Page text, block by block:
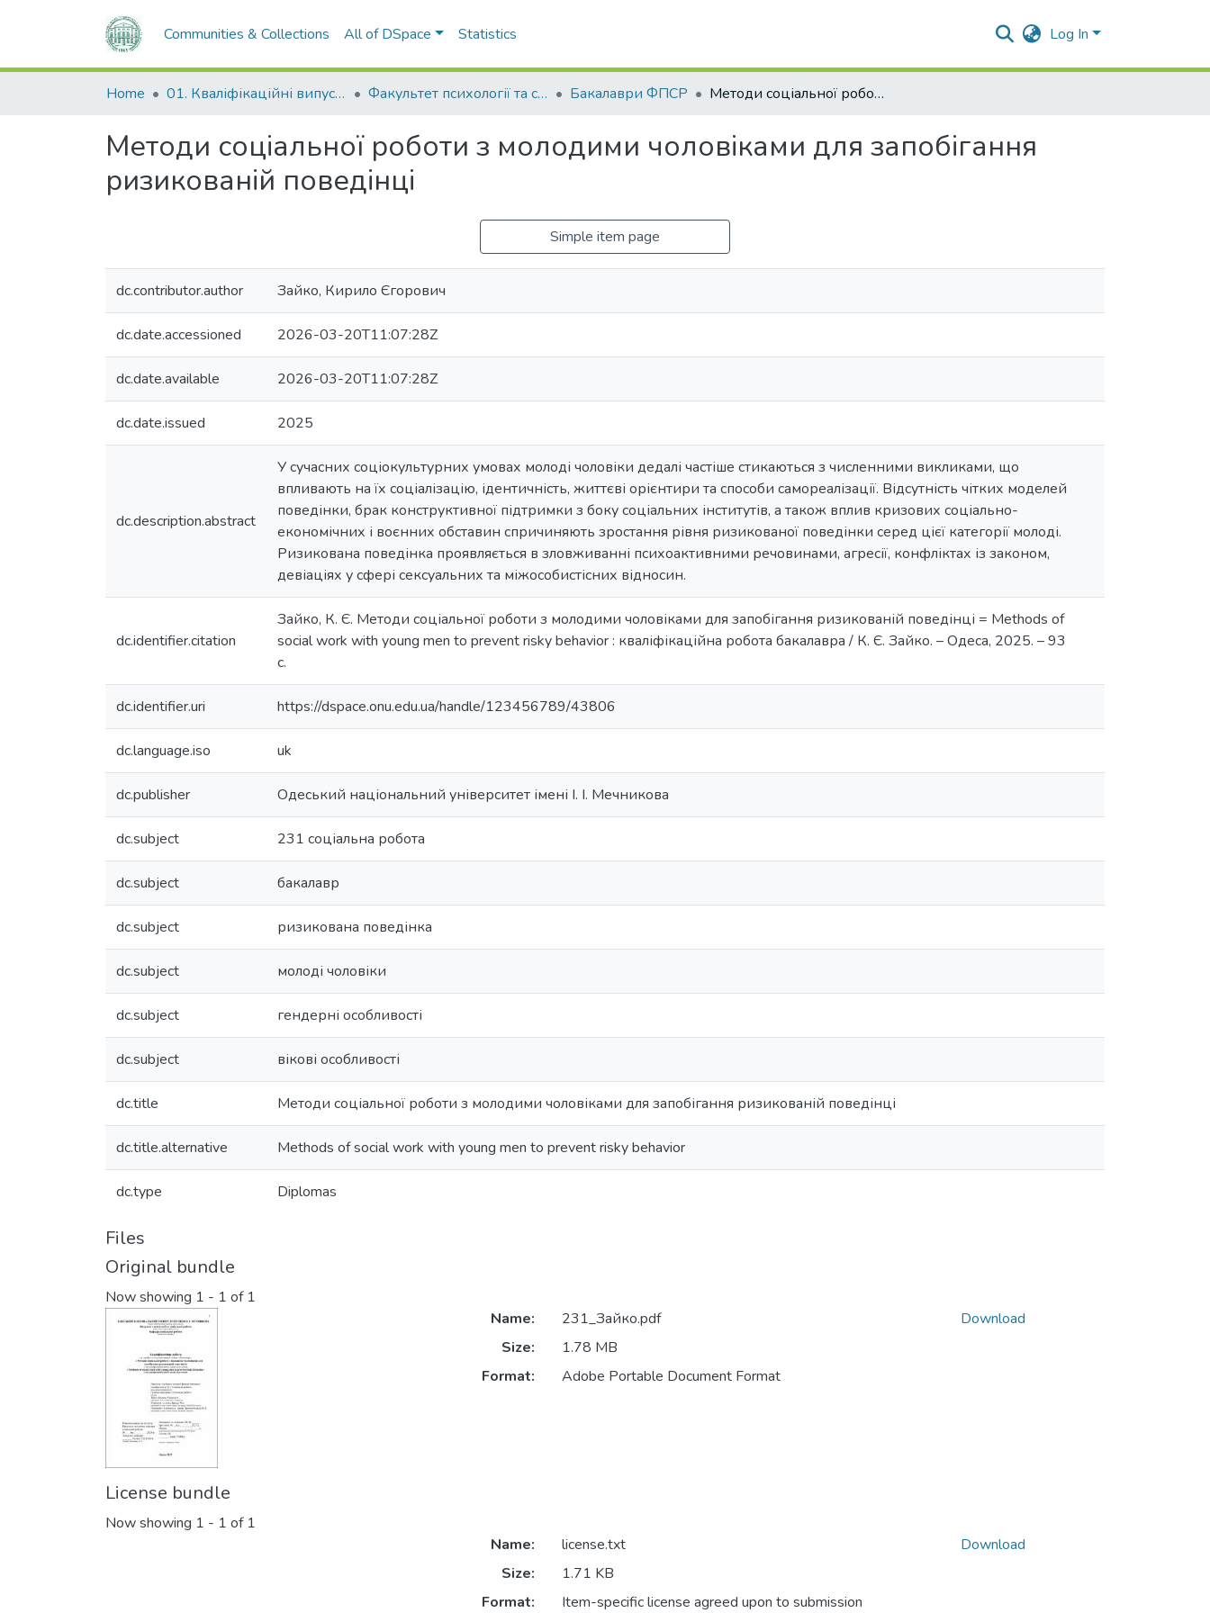
Communities & Collections All of DSpace Statistics Log In
Home 01. Кваліфікаційні випускні роботи здобувачів вищої освіти Факультет психології та соціальної роботи Бакалаври ФПСР Методи соціальної роботи з молодими чоловіками для запобігання ризикованій поведінці
Методи соціальної роботи з молодими чоловіками для запобігання
ризикованій поведінці
Simple item page
dc.contributor.author Зайко, Кирило Єгорович
dc.date.accessioned 2026-03-20T11:07:28Z
dc.date.available 2026-03-20T11:07:28Z
dc.date.issued 2025
dc.description.abstract
У сучасних соціокультурних умовах молоді чоловіки дедалі частіше стикаються з численними викликами, що
впливають на їх соціалізацію, ідентичність, життєві орієнтири та способи самореалізації. Відсутність чітких моделей
поведінки, брак конструктивної підтримки з боку соціальних інститутів, а також вплив кризових соціально-
економічних і воєнних обставин спричиняють зростання рівня ризикованої поведінки серед цієї категорії молоді.
Ризикована поведінка проявляється в зловживанні психоактивними речовинами, агресії, конфліктах із законом,
девіаціях у сфері сексуальних та міжособистісних відносин.
dc.identifier.citation
Зайко, К. Є. Методи соціальної роботи з молодими чоловіками для запобігання ризикованій поведінці = Methods of
social work with young men to prevent risky behavior : кваліфікаційна робота бакалавра / К. Є. Зайко. – Одеса, 2025. – 93
с.
dc.identifier.uri https://dspace.onu.edu.ua/handle/123456789/43806
dc.language.iso uk
dc.publisher Одеський національний університет імені І. І. Мечникова
dc.subject 231 соціальна робота
dc.subject бакалавр
dc.subject ризикована поведінка
dc.subject молоді чоловіки
dc.subject гендерні особливості
dc.subject вікові особливості
dc.title Методи соціальної роботи з молодими чоловіками для запобігання ризикованій поведінці
dc.title.alternative Methods of social work with young men to prevent risky behavior
dc.type Diplomas
Files
Original bundle
Now showing 1 - 1 of 1
Name:
231_Зайко.pdf
Size:
1.78 MB
Format:
Adobe Portable Document Format
Download
License bundle
Now showing 1 - 1 of 1
Name:
license.txt
Size:
1.71 KB
Format:
Item-specific license agreed upon to submission
Download